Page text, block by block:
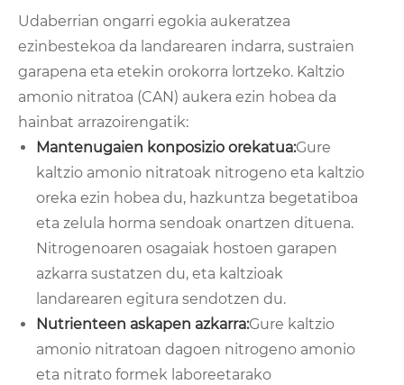
Udaberrian ongarri egokia aukeratzea
ezinbestekoa da landarearen indarra, sustraien
garapena eta etekin orokorra lortzeko. Kaltzio
amonio nitratoa (CAN) aukera ezin hobea da
hainbat arrazoirengatik:
Mantenugaien konposizio orekatua:Gure
kaltzio amonio nitratoak nitrogeno eta kaltzio
oreka ezin hobea du, hazkuntza begetatiboa
eta zelula horma sendoak onartzen dituena.
Nitrogenoaren osagaiak hostoen garapen
azkarra sustatzen du, eta kaltzioak
landarearen egitura sendotzen du.
Nutrienteen askapen azkarra:Gure kaltzio
amonio nitratoan dagoen nitrogeno amonio
eta nitrato formek laboreetarako